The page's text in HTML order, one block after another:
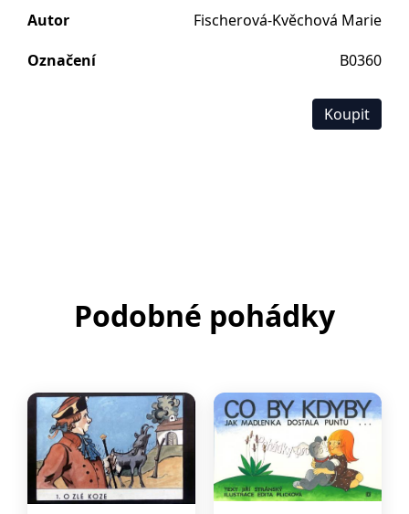
Autor
Fischerová-Kvěchová Marie
Označení
B0360
Koupit
Podobné pohádky